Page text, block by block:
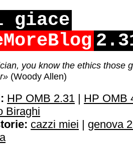
giace
you know the ethics those
(Woody Allen)
HP OMB 2.31 | HP OMB
Biraghi
cazzi miei | genova